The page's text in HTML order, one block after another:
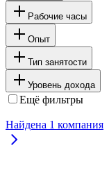
Рабочие часы
Опыт
Тип занятости
Уровень дохода
Ещё фильтры
Найдена 1 компания